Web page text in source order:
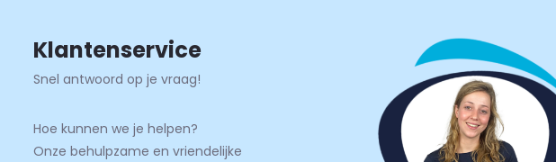
Klantenservice
Snel antwoord op je vraag!
Hoe kunnen we je helpen?
Onze behulpzame en vriendelijke